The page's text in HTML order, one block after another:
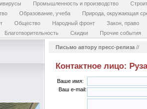
Промышленность и производство
Образование, учеба
Природа, окружающая
Общество Народный фронт
Закон, право
Благотворительность
Скидки Прочие события
Письмо автору пресс-релиза //
Контактное лицо:
Ваше имя:
Ваш e-mail: